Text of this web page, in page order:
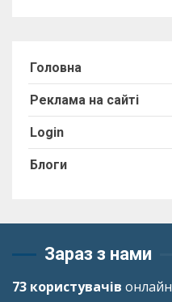
Головна
Реклама на сайті
Login
Блоги
Зараз з нами
73 користувачів онлайн